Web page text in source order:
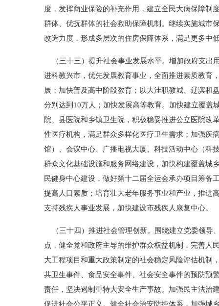
度，发挥商业保险的补充作用，建立全民大病保障制
群体、优抚群体的社会救助保障机制。继续实施城市
改造力度，形成多层次的住房保障体系，满足更多中
（三十三）提升社会事业发展水平。增加政府支出
进科教兴市，优先发展教育事业，全面推进素质教育
展；加快普及高中阶段教育；以大洼职教城、辽滨和
分别达到10万人；加快发展高等教育。加快建立覆盖
院、县医院和乡镇卫生院，积极稳妥推进公立医院改
性医疗机构，满足群众多样化医疗卫生需求；加强疾
馆）、会议中心、广播电视大厦、科技活动中心（科
群众文化基础设施和服务网络建设，加快构建覆盖城
民健身中心建设，做好第十二届全运会承办项目筹备
提高人口素质；培育壮大老年服务事业和产业，推进
支持残疾人事业发展，加快建设市残疾人康复中心。
（三十四）推进社会管理创新。围绕建立党委领导
点，健全党和政府主导的维护群众权益机制，完善人
大工程项目和重大政策制定的社会稳定风险评估机制
共卫生事件、食品安全事件、社会安全事件的预防预
责任，坚决遏制重特大安全生产事故。加强民主法治
促进社会公平正义。健全社会治安防控体系，加强城